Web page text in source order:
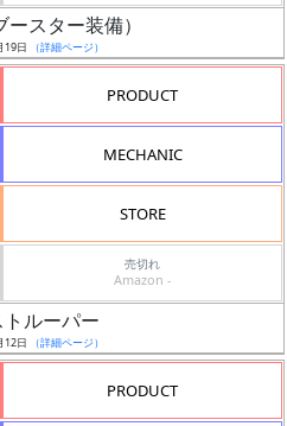
スター装備）
19日 （詳細ページ）
PRODUCT
MECHANIC
STORE
売切れ
Amazon -
ルーパー
12日 （詳細ページ）
PRODUCT